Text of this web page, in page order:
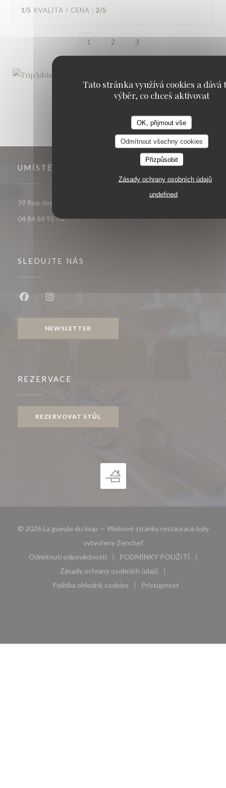
Tato stránka využívá cookies a dává
výběr, co chceš aktivovat
OK, přijmout vše
Odmítnout všechny cookies
Přizpůsobit
Zásady ochrany osobních údajů
undefined
1/5 KVALITA / CENA : 2/5
1 2 3
UMÍSTĚNÍ
39 Rue des Arènes 13200 Arles
04 84 84 91 70
SLEDUJTE NÁS
NEWSLETTER
REZERVACE
REZERVOVAT STŮL
© 2026 La gueule du loup — Webové stránky restaurace byly
vytvořeny Zenchef((otevře se v novém okně))
Odmítnutí odpovědnosti
((otevře se v novém okně))
PODMÍNKY POUŽITÍ
((otevře se v novém
Zásady ochrany osobních údajů
((otevře se v novém okně))
Politika ohledně cookies
((otevře se v novém okně))
Pristupnost
((otevře se v novém